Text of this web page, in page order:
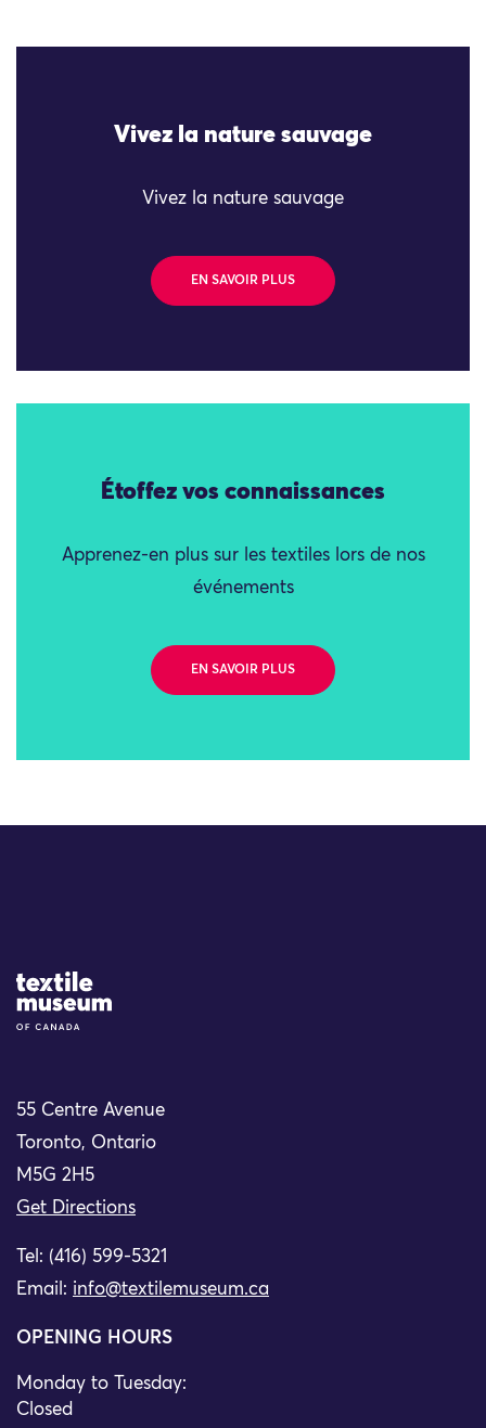
Vivez la nature sauvage
Vivez la nature sauvage
EN SAVOIR PLUS
Étoffez vos connaissances
Apprenez-en plus sur les textiles lors de nos
événements
EN SAVOIR PLUS
Site Logo
55 Centre Avenue
Toronto, Ontario
M5G 2H5
Get Directions
Tel: (416) 599-5321
Email: info@textilemuseum.ca
OPENING HOURS
Monday to Tuesday:
Closed